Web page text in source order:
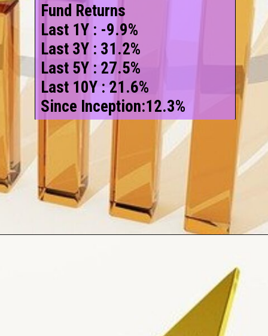
Fund Returns
Last 1Y : -9.9%
Last 3Y : 31.2%
Last 5Y : 27.5%
Last 10Y : 21.6%
Since Inception:12.3%